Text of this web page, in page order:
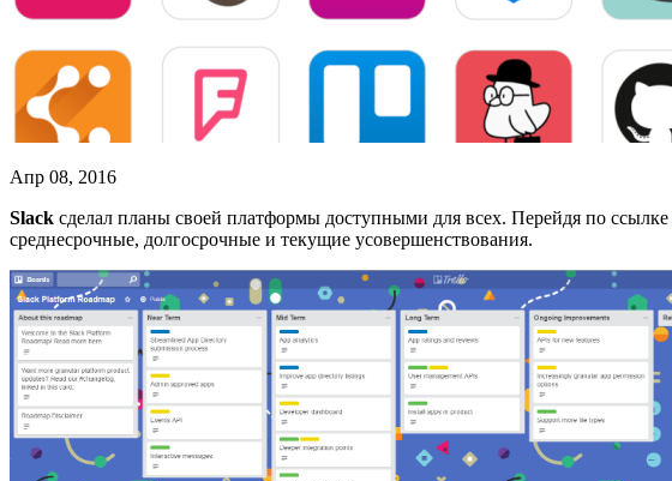
Апр 08, 2016
Slack сделал планы своей платформы доступными для всех. Перейдя по ссылке
среднесрочные, долгосрочные и текущие усовершенствования.